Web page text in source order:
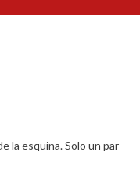
la esquina. Solo un par